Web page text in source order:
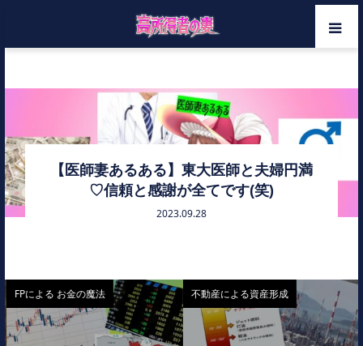
【医師妻あるある】東大医師と夫婦円満
♡信頼と感謝が全てです(笑)
2023.09.28
FPによる お金の魔法 不動産による資産形成
カテゴリー